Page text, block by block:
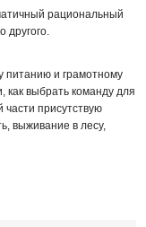
рациональный
другого.
питанию и грамотному
как выбрать команду для
части присутствую
выживание в лесу,